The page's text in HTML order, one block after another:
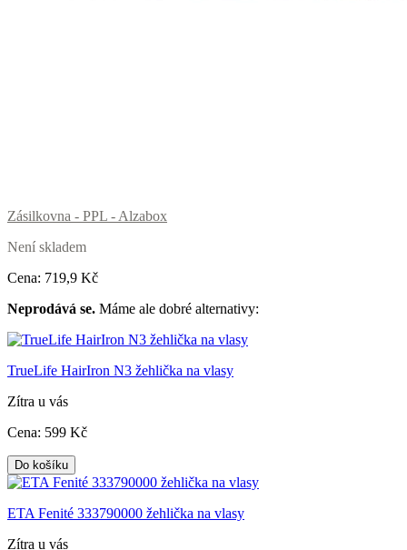
Zásilkovna - PPL - Alzabox
Není skladem
Cena: 719,9 Kč
Neprodává se. Máme ale dobré alternativy:
TrueLife HairIron N3 žehlička na vlasy
Zítra u vás
Cena: 599 Kč
Do košíku
ETA Fenité 333790000 žehlička na vlasy
Zítra u vás